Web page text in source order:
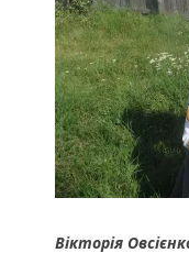
Вікторія